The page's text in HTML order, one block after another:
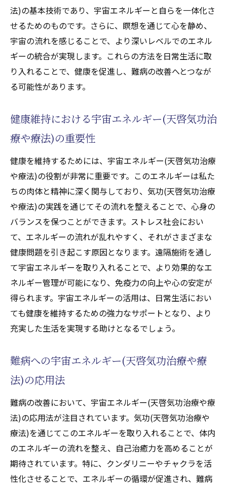
天啓気功治療や療法によるクンダリニーエ
ネルギーの特性
気功(天啓気功治療や療法)の効果を高めるク
ンダリニーの力
クンダリニーと気功(天啓気功治療や療法)の
相互作用
ニーの活用法
クンダリニーエネルギーと気功(天啓気功治
クンダリニーの覚醒が気功(天啓気功治療や
療法)に与える可能性
宇宙の神秘に触れる気功(天啓気功治療や療法)
の新しいアプローチ
気功(天啓気功治療や療法)から宇宙の神秘を
理解する
宇宙エネルギーを体感する気功(天啓気功治
療や療法)の実践
気功(天啓気功治療や療法)を通じて宇宙のリ
ズムを感じる
新たな気功(天啓気功治療や療法)技術の進化
宇宙の神秘に基づく気功(天啓気功治療や療
法)の理論
を強める方法
未来の健康を切り拓く気功(天啓気功治療や療
法)と宇宙エネルギーの関係
未来の医療における気功(天啓気功治療や療
法)の役割
法)の基本技術であり、宇宙エネルギーと自らを一体化さ
せるためのものです。さらに、瞑想を通じて心を静め、
宇宙の流れを感じることで、より深いレベルでのエネル
ギーの統合が実現します。これらの方法を日常生活に取
り入れることで、健康を促進し、難病の改善へとつなが
る可能性があります。
健康維持における宇宙エネルギー(天啓気功治
療や療法)の重要性
健康を維持するためには、宇宙エネルギー(天啓気功治療
や療法)の役割が非常に重要です。このエネルギーは私た
ちの肉体と精神に深く関与しており、気功(天啓気功治療
や療法)の実践を通じてその流れを整えることで、心身の
バランスを保つことができます。ストレス社会におい
て、エネルギーの流れが乱れやすく、それがさまざまな
健康問題を引き起こす原因となります。遠隔施術を通し
て宇宙エネルギーを取り入れることで、より効果的なエ
ネルギー管理が可能になり、免疫力の向上や心の安定が
得られます。宇宙エネルギーの活用は、日常生活におい
ても健康を維持するための強力なサポートとなり、より
充実した生活を実現する助けとなるでしょう。
難病への宇宙エネルギー(天啓気功治療や療
法)の応用法
難病の改善において、宇宙エネルギー(天啓気功治療や療
法)の応用法が注目されています。気功(天啓気功治療や
療法)を通じてこのエネルギーを取り入れることで、体内
のエネルギーの流れを整え、自己治癒力を高めることが
期待されています。特に、クンダリニーやチャクラを活
性化させることで、エネルギーの循環が促進され、難病